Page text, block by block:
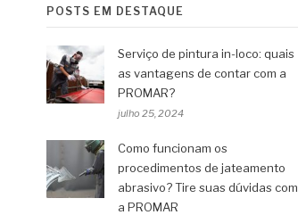
POSTS EM DESTAQUE
Serviço de pintura in-loco: quais
as vantagens de contar com a
PROMAR?
julho 25, 2024
Como funcionam os
procedimentos de jateamento
abrasivo? Tire suas dúvidas com
a PROMAR